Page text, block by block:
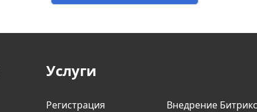
Услуги
Регистрация
Внедрение